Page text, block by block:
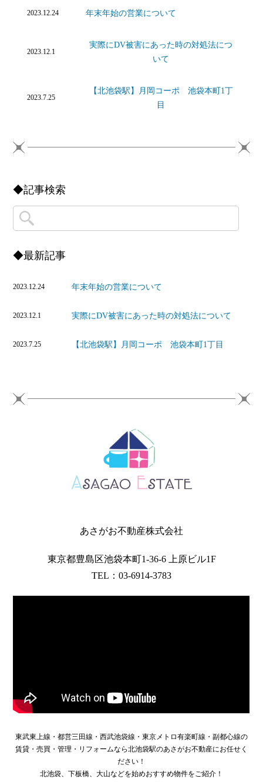
2023.12.24 年末年始の営業について
2023.12.1
実際にDV被害にあった時の対処法につ
いて
2023.7.25
【北池袋駅】月岡コーポ 池袋本町1丁
目
◆記事検索
◆最新記事
2023.12.24 年末年始の営業について
2023.12.1 実際にDV被害にあった時の対処法について
2023.7.25 【北池袋駅】月岡コーポ 池袋本町1丁目
あさがお不動産株式会社
東京都豊島区池袋本町1-36-6 上原ビル1F
TEL：03-6914-3783
東武東上線・都営三田線・西武池袋線・東京メトロ有楽町線・副都心線の
賃貸・売買・管理・リフォームなら北池袋駅のあさがお不動産にお任せく
ださい！
北池袋、下板橋、大山などを始めおすすめ物件をご紹介！